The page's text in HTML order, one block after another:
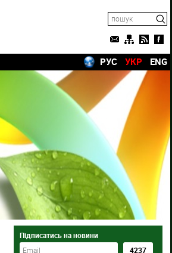
РУС УКР ENG
Підписатись на новини